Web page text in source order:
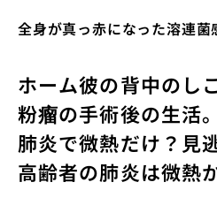
全身が真っ赤になった溶連
ホーム彼の背中のし
粉瘤の手術後の生活
肺炎で微熱だけ？見
高齢者の肺炎は微熱